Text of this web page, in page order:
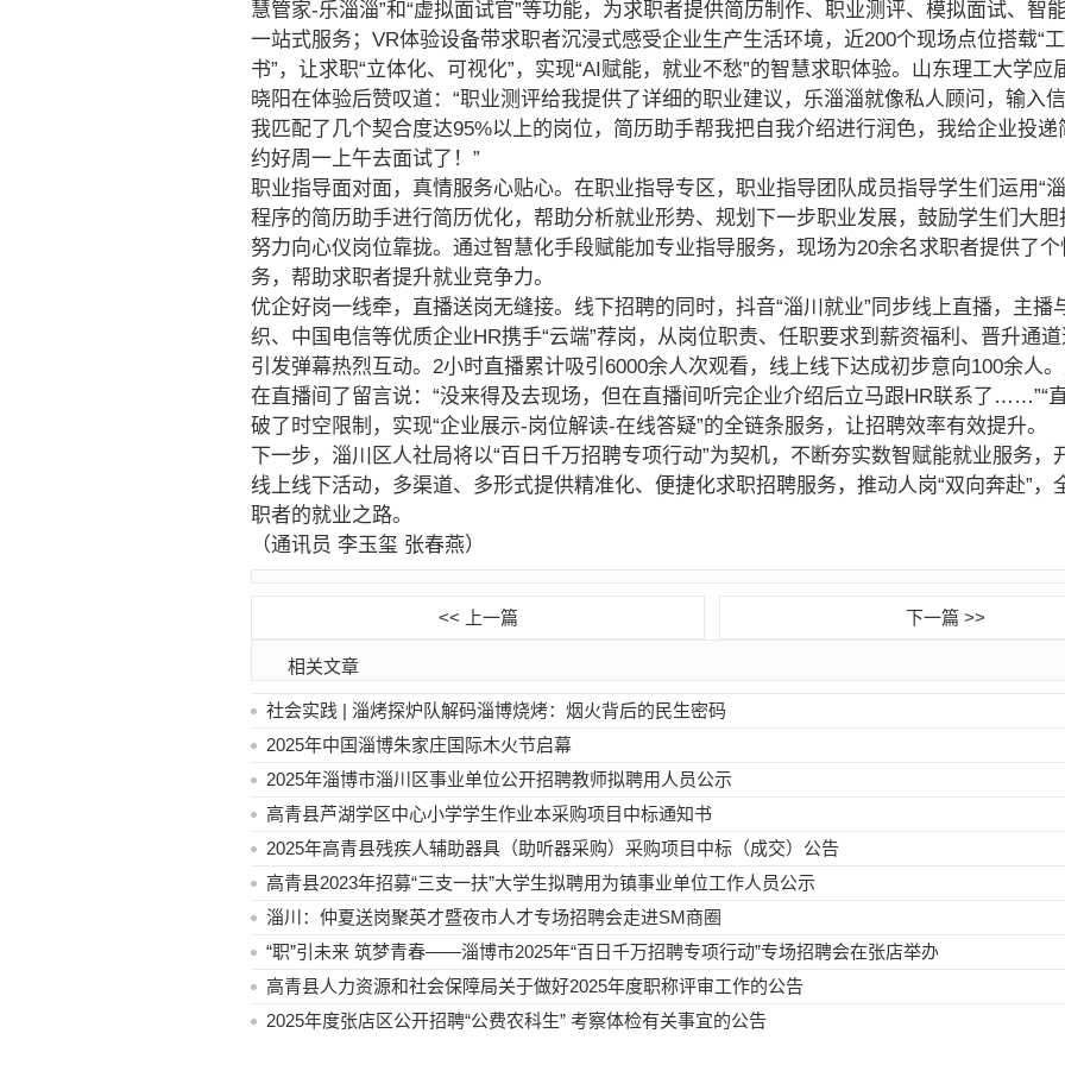
慧管家-乐淄淄”和“虚拟面试官”等功能，为求职者提供简历制作、职业测评、模拟面试、智
一站式服务；VR体验设备带求职者沉浸式感受企业生产生活环境，近200个现场点位搭载“
书”，让求职“立体化、可视化”，实现“AI赋能，就业不愁”的智慧求职体验。山东理工大学应
晓阳在体验后赞叹道：“职业测评给我提供了详细的职业建议，乐淄淄就像私人顾问，输入
我匹配了几个契合度达95%以上的岗位，简历助手帮我把自我介绍进行润色，我给企业投递
约好周一上午去面试了！”
职业指导面对面，真情服务心贴心。在职业指导专区，职业指导团队成员指导学生们运用“
程序的简历助手进行简历优化，帮助分析就业形势、规划下一步职业发展，鼓励学生们大胆
努力向心仪岗位靠拢。通过智慧化手段赋能加专业指导服务，现场为20余名求职者提供了
务，帮助求职者提升就业竞争力。
优企好岗一线牵，直播送岗无缝接。线下招聘的同时，抖音“淄川就业”同步线上直播，主播
织、中国电信等优质企业HR携手“云端”荐岗，从岗位职责、任职要求到薪资福利、晋升通
引发弹幕热烈互动。2小时直播累计吸引6000余人次观看，线上线下达成初步意向100余人
在直播间了留言说：“没来得及去现场，但在直播间听完企业介绍后立马跟HR联系了……”“
破了时空限制，实现“企业展示-岗位解读-在线答疑”的全链条服务，让招聘效率有效提升。
下一步，淄川区人社局将以“百日千万招聘专项行动”为契机，不断夯实数智赋能就业服务，
线上线下活动，多渠道、多形式提供精准化、便捷化求职招聘服务，推动人岗“双向奔赴”，
职者的就业之路。
（通讯员 李玉玺 张春燕）
<< 上一篇 下一篇 >>
相关文章
社会实践 | 淄烤探炉队解码淄博烧烤：烟火背后的民生密码
2025年中国淄博朱家庄国际木火节启幕
2025年淄博市淄川区事业单位公开招聘教师拟聘用人员公示
高青县芦湖学区中心小学学生作业本采购项目中标通知书
2025年高青县残疾人辅助器具（助听器采购）采购项目中标（成交）公告
高青县2023年招募“三支一扶”大学生拟聘用为镇事业单位工作人员公示
淄川：仲夏送岗聚英才暨夜市人才专场招聘会走进SM商圈
“职”引未来 筑梦青春——淄博市2025年“百日千万招聘专项行动”专场招聘会在张店举办
高青县人力资源和社会保障局关于做好2025年度职称评审工作的公告
2025年度张店区公开招聘“公费农科生” 考察体检有关事宜的公告